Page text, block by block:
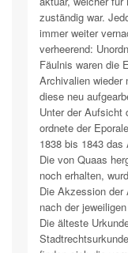
zuständig war.
immer weiter
verheerend:
Fäulnis waren die
Archivalien wieder
diese neu
Unter der Aufsicht
ordnete der
1838 bis 1843 das
Die von Quaas
noch erhalten,
Die Akzession
nach der
Die älteste